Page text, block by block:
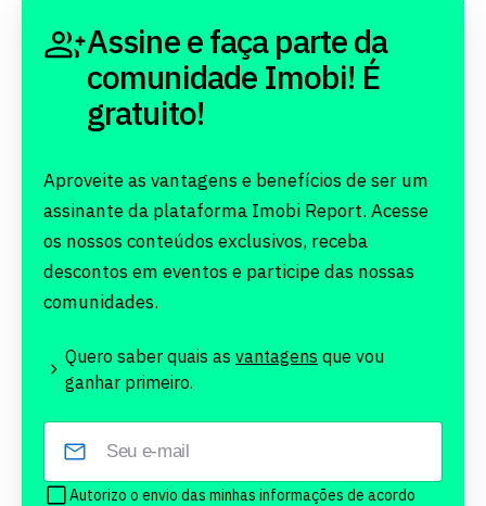
Assine e faça parte da
comunidade Imobi! É
gratuito!
Aproveite as vantagens e benefícios de ser um
assinante da plataforma Imobi Report. Acesse
os nossos conteúdos exclusivos, receba
descontos em eventos e participe das nossas
comunidades.
Quero saber quais as vantagens que vou
ganhar primeiro.
Autorizo o envio das minhas informações de acordo